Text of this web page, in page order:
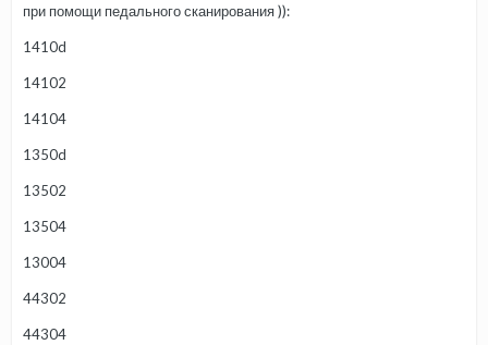
при помощи педального сканирования )):
1410d
14102
14104
1350d
13502
13504
13004
44302
44304